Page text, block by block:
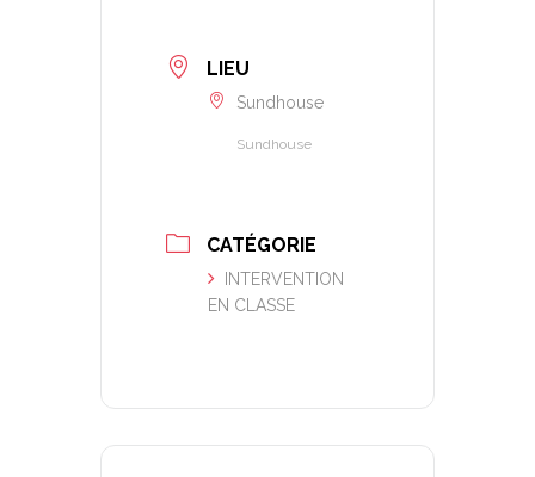
LIEU
Sundhouse
Sundhouse
CATÉGORIE
INTERVENTION
EN CLASSE